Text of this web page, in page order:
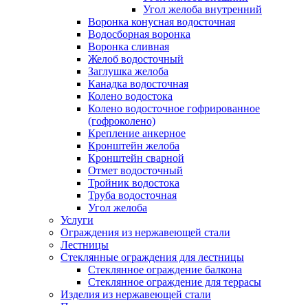
Угол желоба внутренний
Воронка конусная водосточная
Водосборная воронка
Воронка сливная
Желоб водосточный
Заглушка желоба
Канадка водосточная
Колено водостока
Колено водосточное гофрированное
(гофроколено)
Крепление анкерное
Кронштейн желоба
Кронштейн сварной
Отмет водосточный
Тройник водостока
Труба водосточная
Угол желоба
Услуги
Ограждения из нержавеющей стали
Лестницы
Стеклянные ограждения для лестницы
Стеклянное ограждение балкона
Стеклянное ограждение для террасы
Изделия из нержавеющей стали